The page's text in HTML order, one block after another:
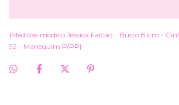
{Medidas modelo Jéssica Falcão. : Busto 81cm -
92 - Manequim P/PP}